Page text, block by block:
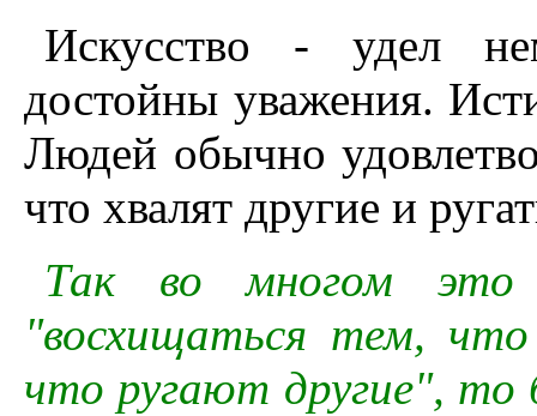
Искусство - удел
достойны уважения.
Людей обычно
что хвалят другие и
Так во многом
"восхищаться тем,
что ругают другие", то